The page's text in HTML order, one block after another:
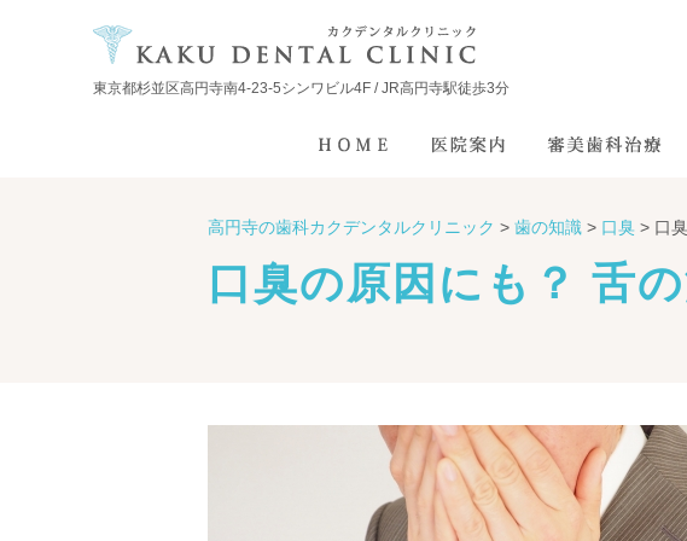
東京都杉並区高円寺南4-23-5シンワビル4F / JR高円寺駅徒歩3分
高円寺の歯科カクデンタルクリニック > 歯の知識 > 口臭 > 口
口臭の原因にも？ 舌